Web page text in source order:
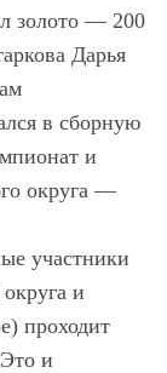
золото — 200
Дарья
в сборную
и
округа —
участники
и
проходит
и